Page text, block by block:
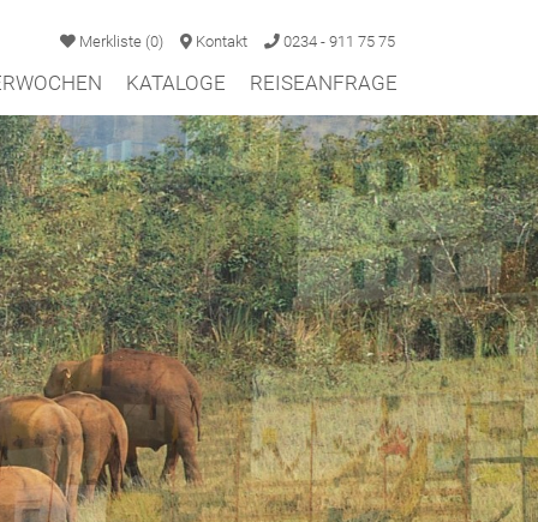
Merkliste (0) Kontakt 0234 - 911 75 75
KATALOGE REISEANFRAGE